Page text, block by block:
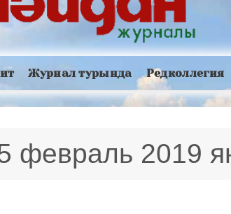
Журнал турында Редколлегия
февраль 2019